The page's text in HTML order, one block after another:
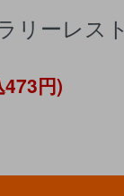
リーレスト
円)